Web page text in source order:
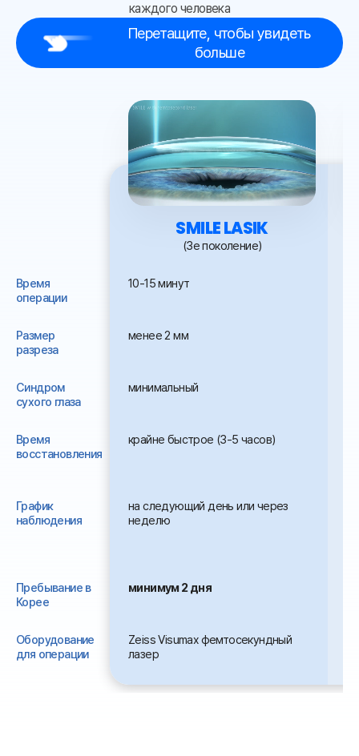
каждого человека
Перетащите, чтобы увидеть
больше
SMILE LASIK
(3е поколение)
Время
операции
10-15 минут
Размер
разреза
менее 2 мм
Синдром
сухого глаза
минимальный
Время
восстановления
крайне быстрое (3-5 часов)
График
наблюдения
на следующий день или через
неделю
Пребывание в
Корее
минимум 2 дня
Оборудование
для операции
Zeiss Visumax фемтосекундный
лазер